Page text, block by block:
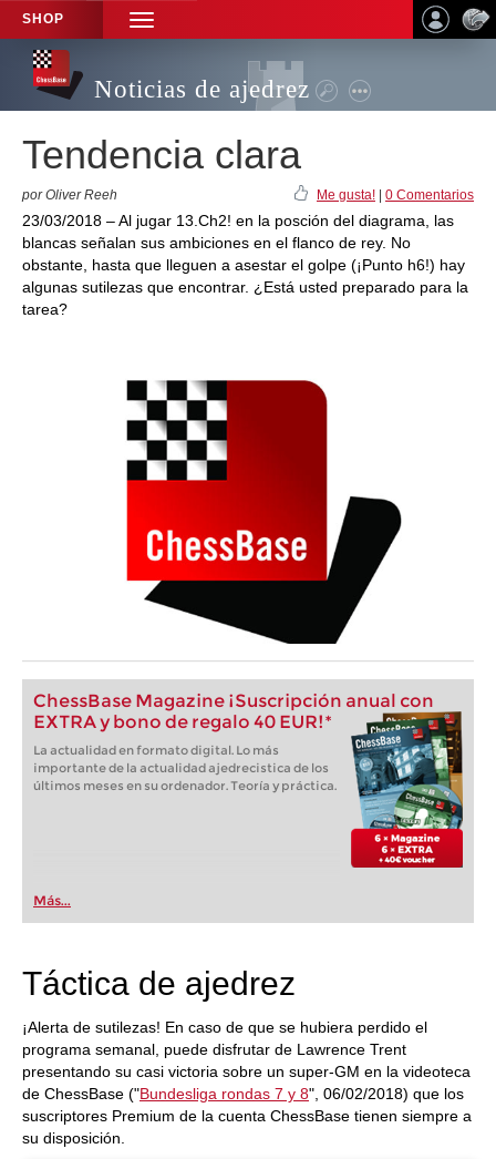
SHOP
TOGGLE
NAVIGATION
Noticias de ajedrez
Tendencia clara
por Oliver Reeh Me gusta! 0 Comentarios
23/03/2018 – Al jugar 13.Ch2! en la posción del diagrama, las
blancas señalan sus ambiciones en el flanco de rey. No
obstante, hasta que lleguen a asestar el golpe (¡Punto h6!) hay
algunas sutilezas que encontrar. ¿Está usted preparado para la
tarea?
ChessBase Magazine ¡Suscripción anual con
EXTRA y bono de regalo 40 EUR!*
La actualidad en formato digital. Lo más
importante de la actualidad ajedrecistica de los
últimos meses en su ordenador. Teoría y práctica.
Más...
Táctica de ajedrez
¡Alerta de sutilezas! En caso de que se hubiera perdido el
programa semanal, puede disfrutar de Lawrence Trent
presentando su casi victoria sobre un super-GM en la videoteca
de ChessBase ("Bundesliga rondas 7 y 8", 06/02/2018) que los
suscriptores Premium de la cuenta ChessBase tienen siempre a
su disposición.